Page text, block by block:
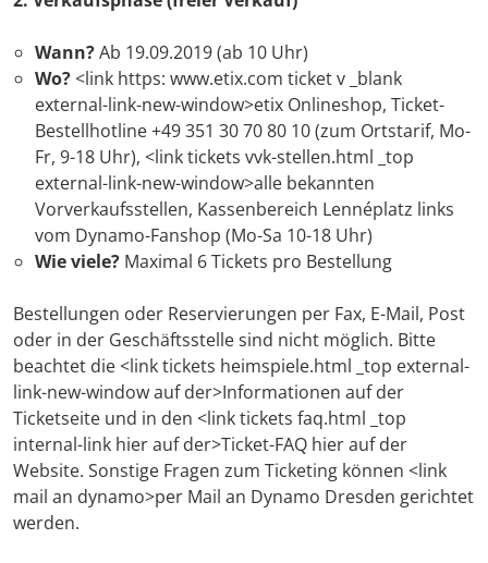
Wann?Ab 19.09.2019 (ab 10 Uhr)
Wo?<link https: www.etix.com ticket v _blank
external-link-new-window>etix Onlineshop, Ticket-
Bestellhotline +49 351 30 70 80 10 (zum Ortstarif, Mo-
Fr, 9-18 Uhr), <link tickets vvk-stellen.html _top
external-link-new-window>alle bekannten
Vorverkaufsstellen, Kassenbereich Lennéplatz links
vom Dynamo-Fanshop (Mo-Sa 10-18 Uhr)
Wie viele? Maximal 6 Tickets pro Bestellung
Bestellungen oder Reservierungen per Fax, E-Mail, Post
oder in der Geschäftsstelle sind nicht möglich. Bitte
beachtet die <link tickets heimspiele.html _top external-
link-new-window auf der>Informationen auf der
Ticketseite und in den <link tickets faq.html _top
internal-link hier auf der>Ticket-FAQ hier auf der
Website. Sonstige Fragen zum Ticketing können <link
mail an dynamo>per Mail an Dynamo Dresden gerichtet
werden.